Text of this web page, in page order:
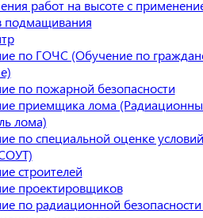
работ на высоте с
подмащивания
по ГОЧС (Обучение по
по пожарной безопасности
приемщика лома
лома)
по специальной оценке условий
строителей
проектировщиков
по радиационной